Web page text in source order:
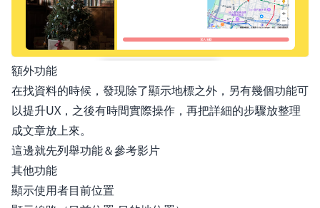
額外功能
在找資料的時候，發現除了顯示地標之外，另有幾個功能可
以提升UX，之後有時間實際操作，再把詳細的步驟放整理
成文章放上來。
這邊就先列舉功能＆參考影片
其他功能
顯示使用者目前位置